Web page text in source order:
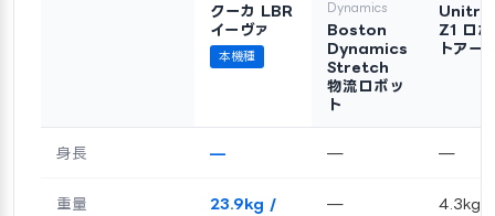
クーカ LBR
イーヴァ
本機種
Dynamics
Boston
Dynamics
Stretch
物流ロボッ
ト
Z1 ロ
トアー
身長 — — —
重量
23.9kg /
— 4.3kg